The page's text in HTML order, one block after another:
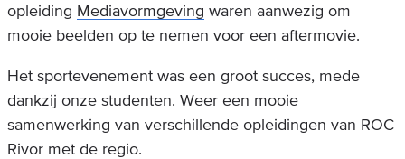
opleiding Mediavormgeving waren aanwezig om
mooie beelden op te nemen voor een aftermovie.
Het sportevenement was een groot succes, mede
dankzij onze studenten. Weer een mooie
samenwerking van verschillende opleidingen van ROC
Rivor met de regio.